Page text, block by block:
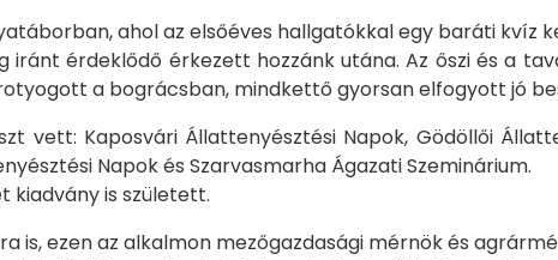
ahol az elsőéves hallgatókkal egy baráti kvíz
iránt érdeklődő érkezett hozzánk utána. Az őszi és a
a bográcsban, mindkettő gyorsan elfogyott jó
vett: Kaposvári Állattenyésztési Napok, Gödöllői
Napok és Szarvasmarha Ágazati Szeminárium.
kiadvány is született.
is, ezen az alkalmon mezőgazdasági mérnök és